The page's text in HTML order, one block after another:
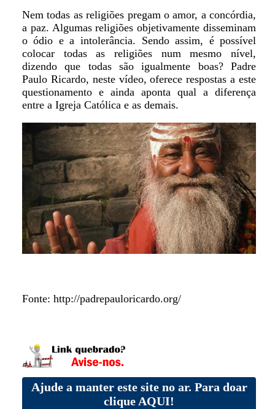
Nem todas as religiões pregam o amor, a concórdia,
a paz. Algumas religiões objetivamente disseminam
o ódio e a intolerância. Sendo assim, é possível
colocar todas as religiões num mesmo nível,
dizendo que todas são igualmente boas? Padre
Paulo Ricardo, neste vídeo, oferece respostas a este
questionamento e ainda aponta qual a diferença
entre a Igreja Católica e as demais.
Fonte: http://padrepauloricardo.org/
Ajude a manter este site no ar. Para doar
clique AQUI!